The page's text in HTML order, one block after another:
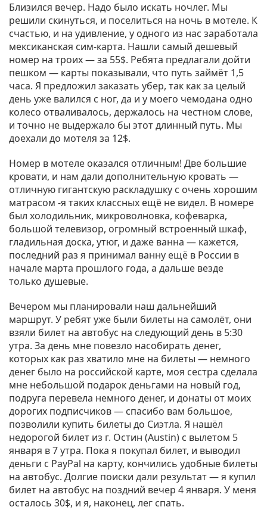
Близился вечер. Надо было искать ночлег. Мы
решили скинуться, и поселиться на ночь в мотеле. К
счастью, и на удивление, у одного из нас заработала
мексиканская сим-карта. Нашли самый дешевый
номер на троих — за 55$. Ребята предлагали дойти
пешком — карты показывали, что путь займёт 1,5
часа. Я предложил заказать убер, так как за целый
день уже валился с ног, да и у моего чемодана одно
колесо отваливалось, держалось на честном слове,
и точно не выдержало бы этот длинный путь. Мы
доехали до мотеля за 12$.
Номер в мотеле оказался отличным! Две большие
кровати, и нам дали дополнительную кровать —
отличную гигантскую раскладушку с очень хорошим
матрасом -я таких классных ещё не видел. В номере
был холодильник, микроволновка, кофеварка,
большой телевизор, огромный встроенный шкаф,
гладильная доска, утюг, и даже ванна — кажется,
последний раз я принимал ванну ещё в России в
начале марта прошлого года, а дальше везде
только душевые.
Вечером мы планировали наш дальнейший
маршрут. У ребят уже были билеты на самолёт, они
взяли билет на автобус на следующий день в 5:30
утра. За день мне повезло насобирать денег,
которых как раз хватило мне на билеты — немного
денег было на российской карте, моя сестра сделала
мне небольшой подарок деньгами на новый год,
подруга перевела немного денег, и донаты от моих
дорогих подписчиков — спасибо вам большое,
позволили купить билеты до Сиэтла. Я нашёл
недорогой билет из г. Остин (Austin) с вылетом 5
января в 7 утра. Пока я покупал билет, и выводил
деньги с PayPal на карту, кончились удобные билеты
на автобус. Долгие поиски дали результат — я купил
билет на автобус на поздний вечер 4 января. У меня
осталось 30$, и я, наконец, лег спать.